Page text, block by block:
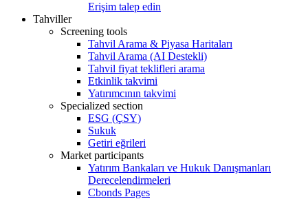
Erişim talep edin
Tahviller
Screening tools
Tahvil Arama & Piyasa Haritaları
Tahvil Arama (AI Destekli)
Tahvil fiyat teklifleri arama
Etkinlik takvimi
Yatırımcının takvimi
Specialized section
ESG (ÇSY)
Sukuk
Getiri eğrileri
Market participants
Yatırım Bankaları ve Hukuk Danışmanları
Derecelendirmeleri
Cbonds Pages